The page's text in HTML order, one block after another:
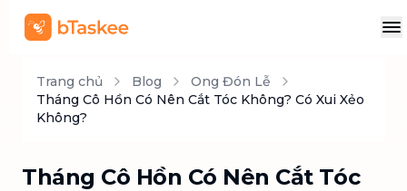
Trang chủ Blog
Ong Đón Lễ
Tháng Cô Hồn Có Nên Cắt Tóc Không? Có Xui Xẻo
Không?
Tháng Cô Hồn Có Nên Cắt Tóc